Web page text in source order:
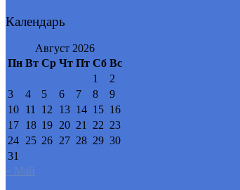
Календарь
Август 2026
Пн Вт Ср Чт Пт Сб Вс
1
2
3
4 5 6 7 8
9
10 11 12 13 14 15 16
17 18 19 20 21 22 23
24 25 26 27 28 29 30
31
« Май